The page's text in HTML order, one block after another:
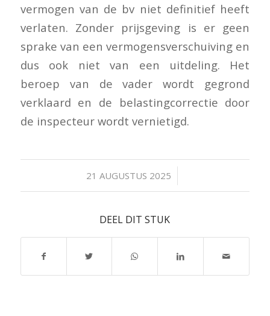
vermogen van de bv niet definitief heeft
verlaten. Zonder prijsgeving is er geen
sprake van een vermogensverschuiving en
dus ook niet van een uitdeling. Het
beroep van de vader wordt gegrond
verklaard en de belastingcorrectie door
de inspecteur wordt vernietigd.
21 AUGUSTUS 2025
/
DEEL DIT STUK